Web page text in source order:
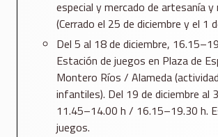
especial y mercado de artesanía y
(Cerrado el 25 de diciembre y el 1
Del 5 al 18 de diciembre,
Estación de juegos en Plaza de
Montero Ríos / Alameda
infantiles). Del 19 de diciembre al
11.45–14.00 h / 16.15–19.30 h.
juegos.